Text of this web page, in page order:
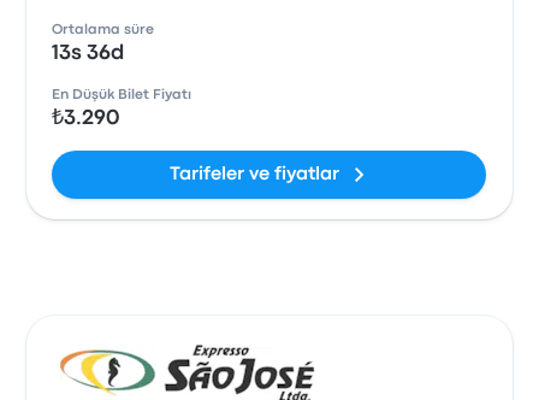
Ortalama süre
13s 36d
En Düşük Bilet Fiyatı
₺3.290
Tarifeler ve fiyatlar